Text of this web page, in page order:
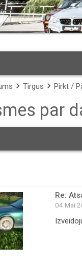
keyboard_arrow_right Tirgus keyboard_arrow_right Pirkt /
par
Re:
04 Mai